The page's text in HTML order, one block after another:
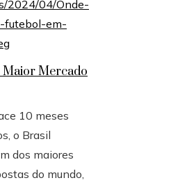
Maior Mercado
10 meses
o Brasil
dos maiores
do mundo,